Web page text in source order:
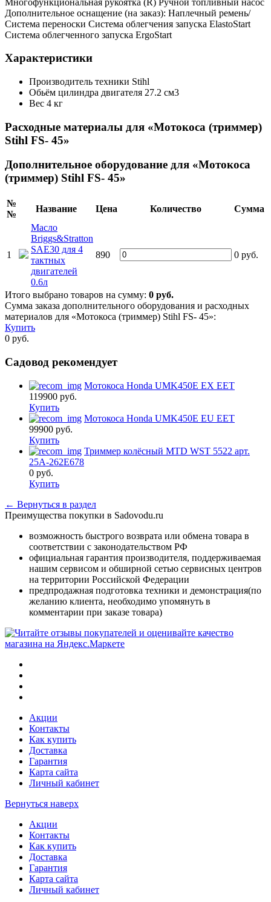
Дополнительное оснащение (на заказ): Наплечный ремень/
Система переноски Система облегчения запуска ElastoStart
Система облегченного запуска ErgoStart
Характеристики
Производитель техники Stihl
Обьём цилиндра двигателя 27.2 см3
Вес 4 кг
Расходные материалы для «Мотокоса (триммер)
Stihl FS- 45»
Дополнительное оборудование для «Мотокоса
(триммер) Stihl FS- 45»
№
№
Название Цена Количество Сумма
1
Масло
Briggs&Stratton
SAE30 для 4
тактных
двигателей
0.6л
890 0 руб.
Итого выбрано товаров на сумму: 0 руб.
Сумма заказа дополнительного оборудования и расходных
материалов для «Мотокоса (триммер) Stihl FS- 45»:
Купить
0 руб.
Садовод рекомендует
Мотокоса Honda UMK450E EX EET
119900 руб.
Купить
Мотокоса Honda UMK450E EU EET
99900 руб.
Купить
Триммер колёсный MTD WST 5522 арт.
25A-262E678
0 руб.
Купить
← Вернуться в раздел
Преимущества покупки в Sadovodu.ru
возможность быстрого возврата или обмена товара в
соответствии с законодательством РФ
официальная гарантия производителя, поддерживаемая
нашим сервисом и обширной сетью сервисных центров
на территории Российской Федерации
предпродажная подготовка техники и демонстрация(по
желанию клиента, необходимо упомянуть в
комментарии при заказе товара)
Акции
Контакты
Как купить
Доставка
Гарантия
Карта сайта
Личный кабинет
Вернуться наверх
Акции
Контакты
Как купить
Доставка
Гарантия
Карта сайта
Личный кабинет